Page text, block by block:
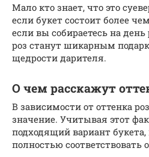
Мало кто знает, что это
если букет состоит более
если вы собираетесь на
роз станут шикарным
щедрости дарителя.
О чем расскажут
В зависимости от оттенка
значение. Учитывая этот
подходящий вариант
полностью